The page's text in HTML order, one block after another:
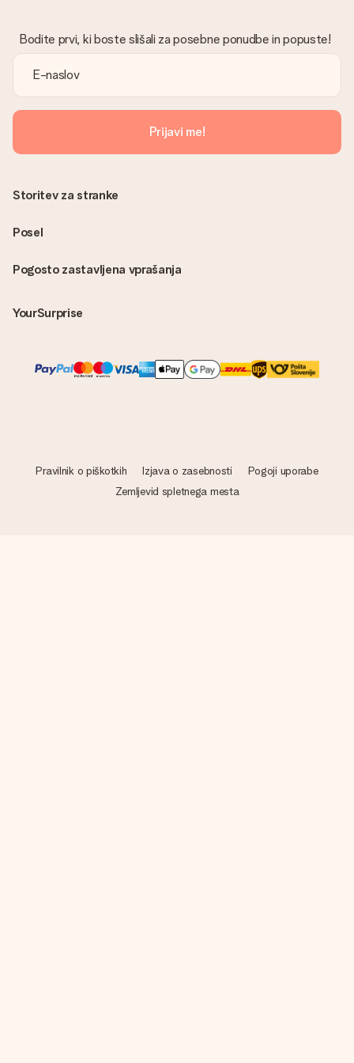
Bodite prvi, ki boste slišali za posebne ponudbe in popuste!
Prijavi me!
Pogosto zastavljena vprašanja
YourSurprise
Storitev za stranke
Posel
Pravilnik o piškotkih Izjava o zasebnosti
Pogoji uporabe
Zemljevid spletnega mesta